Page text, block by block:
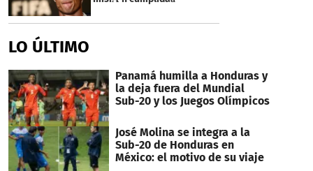
seconds
LO ÚLTIMO
Panamá humilla a Honduras y
la deja fuera del Mundial
Sub-20 y los Juegos Olímpicos
José Molina se integra a la
Sub-20 de Honduras en
México: el motivo de su viaje